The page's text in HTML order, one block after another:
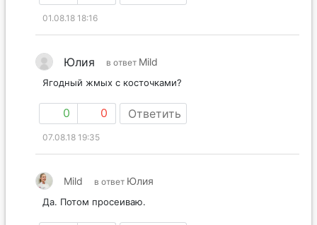
01.08.18 18:16
Юлия в ответ Mild
Ягодный жмых с косточками?
0 0 Ответить
07.08.18 19:35
Mild в ответ Юлия
Да. Потом просеиваю.